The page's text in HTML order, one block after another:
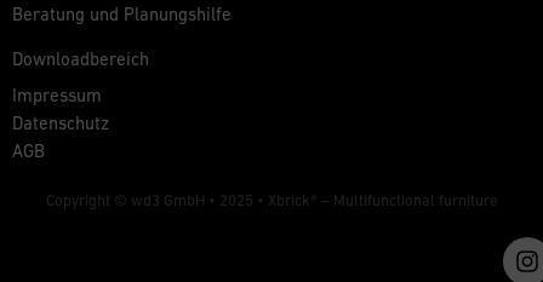
Beratung und Planungshilfe
Downloadbereich
Impressum
Datenschutz
AGB
Copyright © wd3 GmbH • 2025 • Xbrick® – Multifunctional furniture